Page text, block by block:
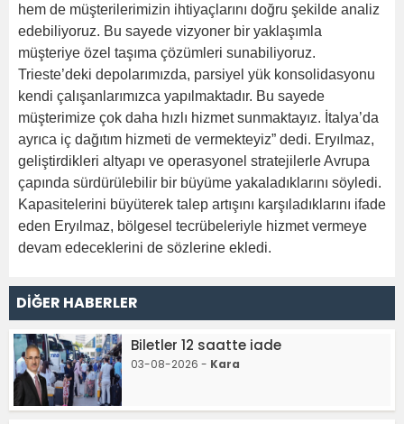
hem de müşterilerimizin ihtiyaçlarını doğru şekilde analiz
edebiliyoruz. Bu sayede vizyoner bir yaklaşımla
müşteriye özel taşıma çözümleri sunabiliyoruz.
Trieste’deki depolarımızda, parsiyel yük konsolidasyonu
kendi çalışanlarımızca yapılmaktadır. Bu sayede
müşterimize çok daha hızlı hizmet sunmaktayız. İtalya’da
ayrıca iç dağıtım hizmeti de vermekteyiz” dedi. Eryılmaz,
geliştirdikleri altyapı ve operasyonel stratejilerle Avrupa
çapında sürdürülebilir bir büyüme yakaladıklarını söyledi.
Kapasitelerini büyüterek talep artışını karşıladıklarını ifade
eden Eryılmaz, bölgesel tecrübeleriyle hizmet vermeye
devam edeceklerini de sözlerine ekledi.
DİĞER HABERLER
Biletler 12 saatte iade
03-08-2026 - Kara